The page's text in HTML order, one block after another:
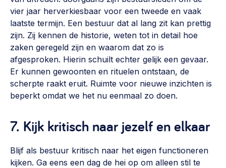
vier jaar herverkiesbaar voor een tweede en vaak
laatste termijn. Een bestuur dat al lang zit kan prettig
zijn. Zij kennen de historie, weten tot in detail hoe
zaken geregeld zijn en waarom dat zo is
afgesproken. Hierin schuilt echter gelijk een gevaar.
Er kunnen gewoonten en rituelen ontstaan, de
scherpte raakt eruit. Ruimte voor nieuwe inzichten is
beperkt omdat we het nu eenmaal zo doen.
7. Kijk kritisch naar jezelf en elkaar
Blijf als bestuur kritisch naar het eigen functioneren
kijken. Ga eens een dag de hei op om alleen stil te